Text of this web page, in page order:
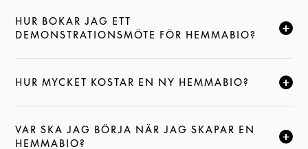
HUR BOKAR JAG ETT
DEMONSTRATIONSMÖTE FÖR HEMMABIO?
KLICKA FÖR ATT EXPANDERA DEN HÄR
HUR MYCKET KOSTAR EN NY HEMMABIO?
KLICKA FÖR ATT EXPANDERA DEN HÄR
VAR SKA JAG BÖRJA NÄR JAG SKAPAR EN
HEMMABIO?
KLICKA FÖR ATT EXPANDERA DEN HÄR